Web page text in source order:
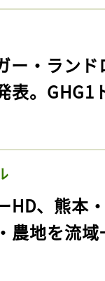
ー・ラン
表。GHG1
HD、熊本
農地を流